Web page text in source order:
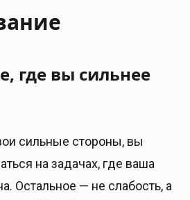
где вы сильнее
сильные стороны, вы
на задачах, где ваша
Остальное — не слабость, а